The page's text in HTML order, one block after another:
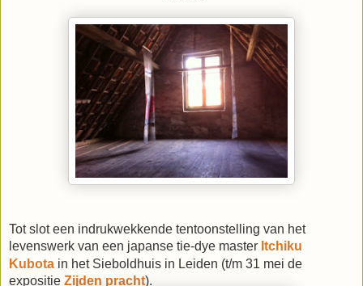
Tot slot een indrukwekkende tentoonstelling van het
levenswerk van een japanse tie-dye master Itchiku
Kubota in het Sieboldhuis in Leiden (t/m 31 mei de
expositie Zijden pracht).